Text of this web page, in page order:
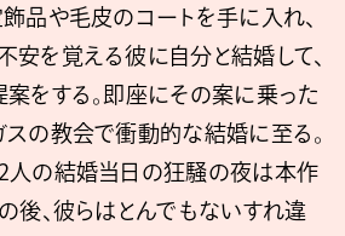
品や毛皮のコートを手に入れ、
安を覚える彼に自分と結婚して、
案をする。即座にその案に乗った
スの教会で衝動的な結婚に至る。
人の結婚当日の狂騒の夜は本作
後、彼らはとんでもないすれ違